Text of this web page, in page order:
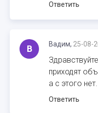
Ответить
В Вадим, 25-08-
приходят
а с этого
Ответить